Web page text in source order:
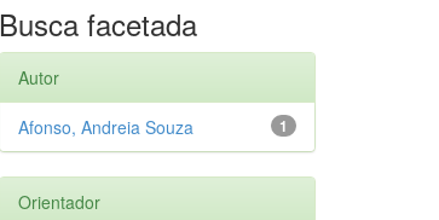
Busca facetada
Autor
1
Afonso, Andreia Souza
Orientador